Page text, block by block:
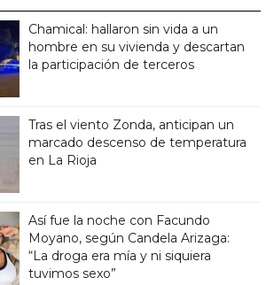
Chamical: hallaron sin vida a un
hombre en su vivienda y descartan
la participación de terceros
Tras el viento Zonda, anticipan un
marcado descenso de temperatura
en La Rioja
Así fue la noche con Facundo
Moyano, según Candela Arizaga:
“La droga era mía y ni siquiera
tuvimos sexo”